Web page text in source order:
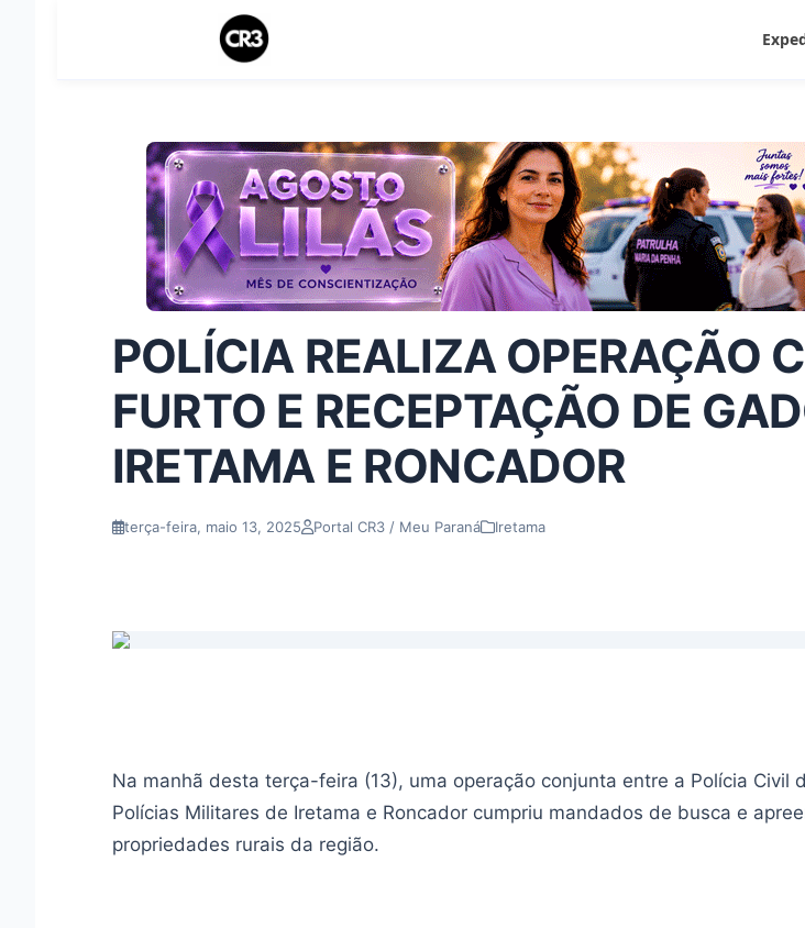
POLÍCIA REALIZA OPERAÇÃO
FURTO E RECEPTAÇÃO DE
IRETAMA E RONCADOR
terça-feira, maio 13, 2025 Portal CR3 / Meu Paraná Iretama
Na manhã desta terça-feira (13), uma operação conjunta entre a Polícia Civil
Polícias Militares de Iretama e Roncador cumpriu mandados de busca e
propriedades rurais da região.